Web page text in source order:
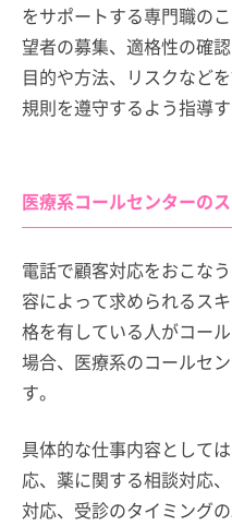
をサポートする専門職の
望者の募集、適格性の確
目的や方法、リスクなど
規則を遵守するよう指導す
医療系コールセンターの
電話で顧客対応をおこな
容によって求められるス
格を有している人がコー
場合、医療系のコールセ
す。
具体的な仕事内容として
応、薬に関する相談対応
対応、受診のタイミング